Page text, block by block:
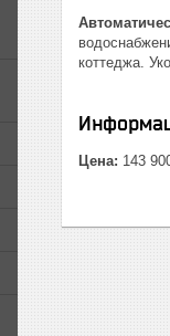
коттеджа.
Цена: 143